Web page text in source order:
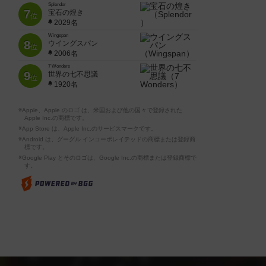
7位
Splendor
宝石の煌き
2029名
8位
Wingspan
ウイングスパン
2006名
9位
7 Wonders
世界の七不思議
1920名
※Apple、Apple のロゴ は、米国および他の国々で登録された
Apple Inc.の商標です。
※App Store は、Apple Inc.のサービスマークです。
※Android は、グーグル インコーポレイテッドの商標または登録商
標です。
※Google Play とそのロゴは、Google Inc.の商標または登録商標で
す。